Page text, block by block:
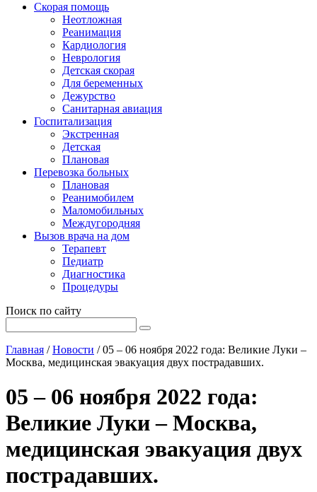
Скорая помощь
Неотложная
Реанимация
Кардиология
Неврология
Детская скорая
Для беременных
Дежурство
Санитарная авиация
Госпитализация
Экстренная
Детская
Плановая
Перевозка больных
Плановая
Реанимобилем
Маломобильных
Междугородняя
Вызов врача на дом
Терапевт
Педиатр
Диагностика
Процедуры
Поиск по сайту
Главная /Новости /05 – 06 ноября 2022 года: Великие Луки –
Москва, медицинская эвакуация двух пострадавших.
05 – 06 ноября 2022 года:
Великие Луки – Москва,
медицинская эвакуация двух
пострадавших.